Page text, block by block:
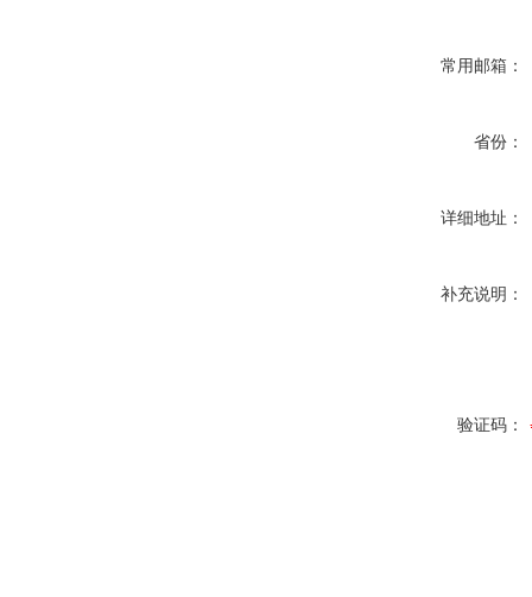
常用邮箱：
省份：
详细地址：
补充说明：
验证码：